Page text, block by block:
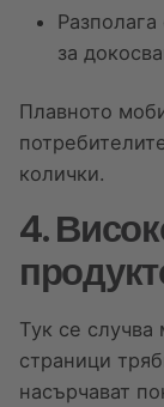
за
Плавното
колички.
4.
Тук се случва
страници
насърчават